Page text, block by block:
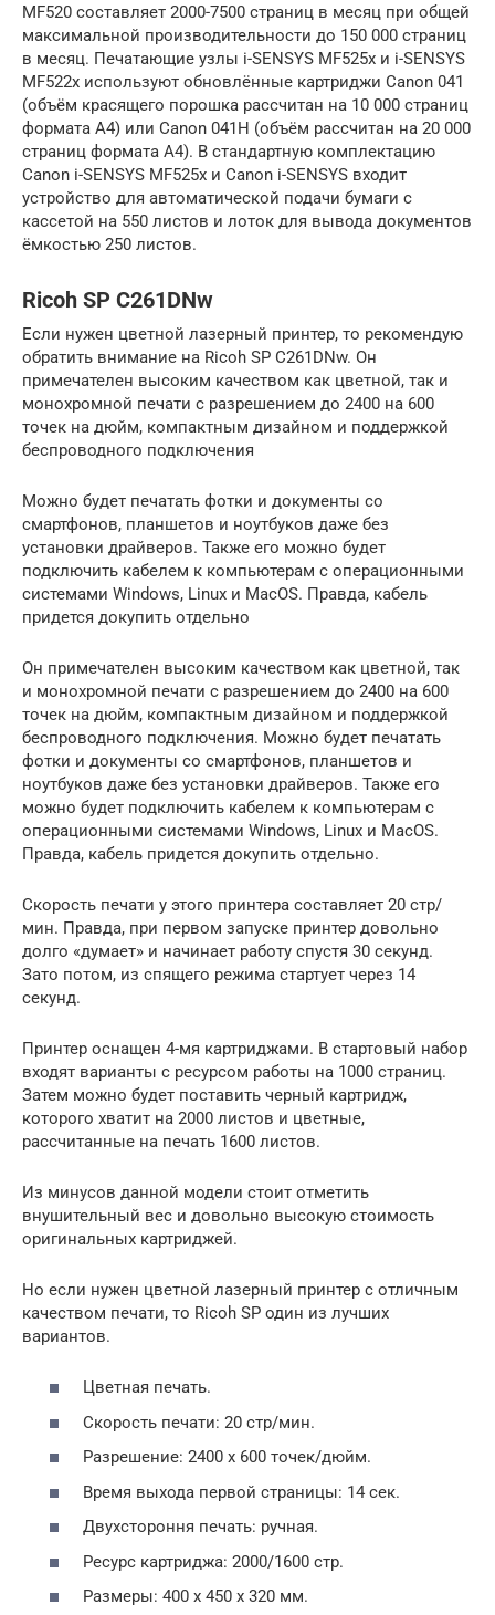
MF520 составляет 2000-7500 страниц в месяц при общей
максимальной производительности до 150 000 страниц
в месяц. Печатающие узлы i-SENSYS MF525x и i-SENSYS
MF522x используют обновлённые картриджи Canon 041
(объём красящего порошка рассчитан на 10 000 страниц
формата А4) или Canon 041Н (объём рассчитан на 20 000
страниц формата А4). В стандартную комплектацию
Canon i-SENSYS MF525x и Canon i-SENSYS входит
устройство для автоматической подачи бумаги с
кассетой на 550 листов и лоток для вывода документов
ёмкостью 250 листов.
Ricoh SP C261DNw
Если нужен цветной лазерный принтер, то рекомендую
обратить внимание на Ricoh SP C261DNw. Он
примечателен высоким качеством как цветной, так и
монохромной печати с разрешением до 2400 на 600
точек на дюйм, компактным дизайном и поддержкой
беспроводного подключения
Можно будет печатать фотки и документы со
смартфонов, планшетов и ноутбуков даже без
установки драйверов. Также его можно будет
подключить кабелем к компьютерам с операционными
системами Windows, Linux и MacOS. Правда, кабель
придется докупить отдельно
Он примечателен высоким качеством как цветной, так
и монохромной печати с разрешением до 2400 на 600
точек на дюйм, компактным дизайном и поддержкой
беспроводного подключения. Можно будет печатать
фотки и документы со смартфонов, планшетов и
ноутбуков даже без установки драйверов. Также его
можно будет подключить кабелем к компьютерам с
операционными системами Windows, Linux и MacOS.
Правда, кабель придется докупить отдельно.
Скорость печати у этого принтера составляет 20 стр/
мин. Правда, при первом запуске принтер довольно
долго «думает» и начинает работу спустя 30 секунд.
Зато потом, из спящего режима стартует через 14
секунд.
Принтер оснащен 4-мя картриджами. В стартовый набор
входят варианты с ресурсом работы на 1000 страниц.
Затем можно будет поставить черный картридж,
которого хватит на 2000 листов и цветные,
рассчитанные на печать 1600 листов.
Из минусов данной модели стоит отметить
внушительный вес и довольно высокую стоимость
оригинальных картриджей.
Но если нужен цветной лазерный принтер с отличным
качеством печати, то Ricoh SP один из лучших
вариантов.
Цветная печать.
Скорость печати: 20 стр/мин.
Разрешение: 2400 х 600 точек/дюйм.
Время выхода первой страницы: 14 сек.
Двухстороння печать: ручная.
Ресурс картриджа: 2000/1600 стр.
Размеры: 400 х 450 х 320 мм.